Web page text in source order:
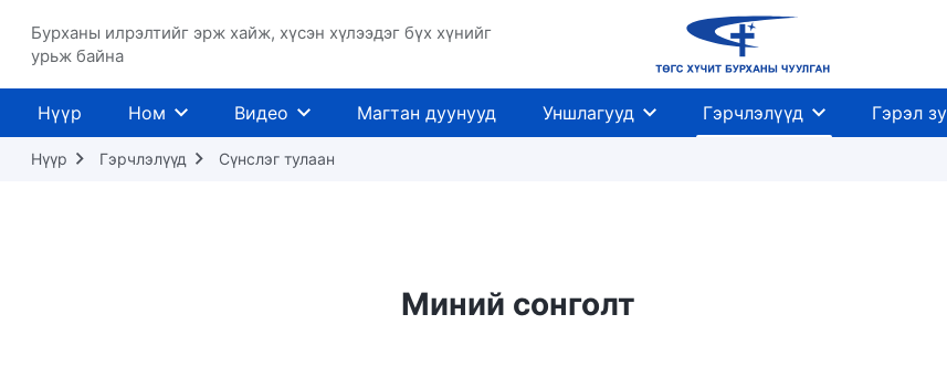
Бурханы илрэлтийг эрж хайж, хүсэн хүлээдэг бүх хүнийг
урьж байна
Нүүр Ном Видео Магтан дуунууд Уншлагууд Гэрчлэлүүд Гэрэл
Нүүр Гэрчлэлүүд Сүнслэг тулаан
Миний сонголт